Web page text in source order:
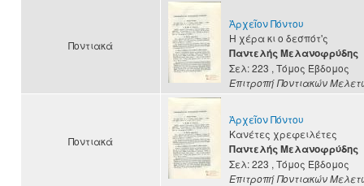
Ποντιακά
Ἀρχεῖον Πόντου
Η χέρα κι ο δεσπότ'ς
Παντελής Μελανοφρύδης
Σελ: 223 , Τόμος Έβδομος
Επιτροπή Ποντιακών
Ποντιακά
Ἀρχεῖον Πόντου
Κανέτες χρεφειλέτες
Παντελής Μελανοφρύδης
Σελ: 223 , Τόμος Έβδομος
Επιτροπή Ποντιακών